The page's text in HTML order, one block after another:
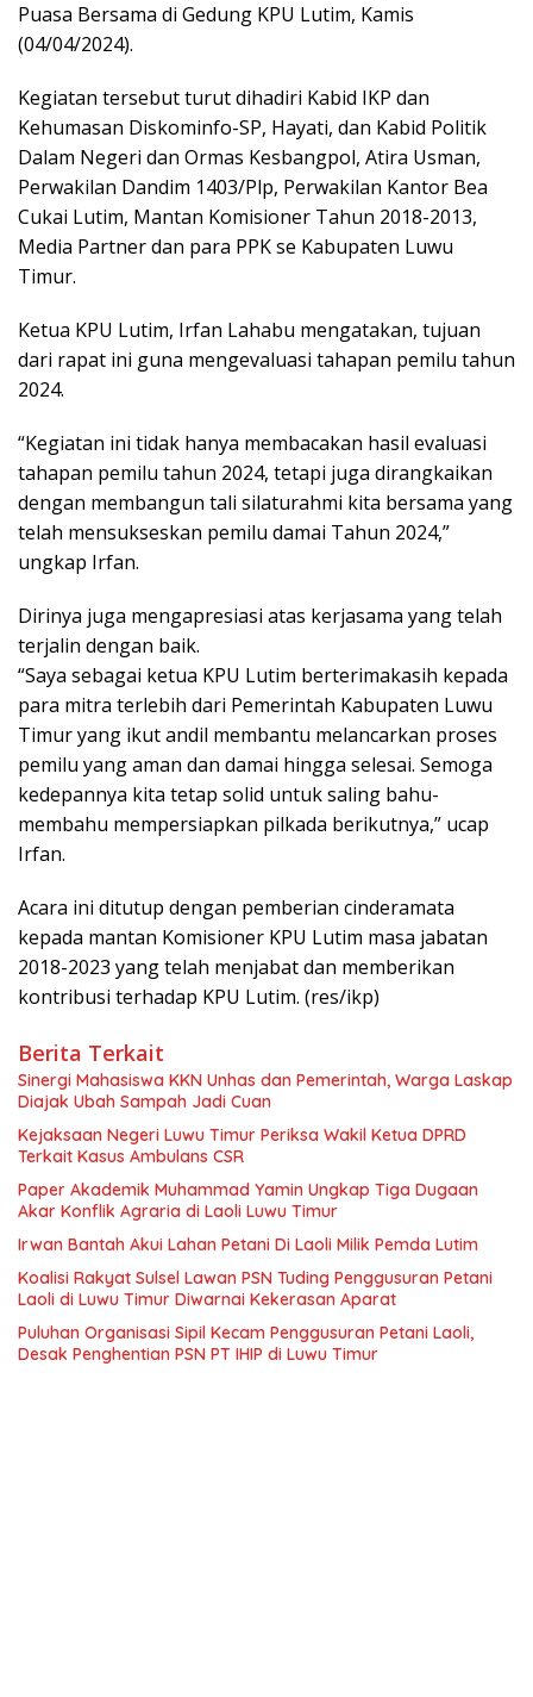
Puasa Bersama di Gedung KPU Lutim, Kamis
(04/04/2024).
Kegiatan tersebut turut dihadiri Kabid IKP dan
Kehumasan Diskominfo-SP, Hayati, dan Kabid Politik
Dalam Negeri dan Ormas Kesbangpol, Atira Usman,
Perwakilan Dandim 1403/Plp, Perwakilan Kantor Bea
Cukai Lutim, Mantan Komisioner Tahun 2018-2013,
Media Partner dan para PPK se Kabupaten Luwu
Timur.
Ketua KPU Lutim, Irfan Lahabu mengatakan, tujuan
dari rapat ini guna mengevaluasi tahapan pemilu tahun
2024.
“Kegiatan ini tidak hanya membacakan hasil evaluasi
tahapan pemilu tahun 2024, tetapi juga dirangkaikan
dengan membangun tali silaturahmi kita bersama yang
telah mensukseskan pemilu damai Tahun 2024,”
ungkap Irfan.
Dirinya juga mengapresiasi atas kerjasama yang telah
terjalin dengan baik.
“Saya sebagai ketua KPU Lutim berterimakasih kepada
para mitra terlebih dari Pemerintah Kabupaten Luwu
Timur yang ikut andil membantu melancarkan proses
pemilu yang aman dan damai hingga selesai. Semoga
kedepannya kita tetap solid untuk saling bahu-
membahu mempersiapkan pilkada berikutnya,” ucap
Irfan.
Acara ini ditutup dengan pemberian cinderamata
kepada mantan Komisioner KPU Lutim masa jabatan
2018-2023 yang telah menjabat dan memberikan
kontribusi terhadap KPU Lutim. (res/ikp)
Berita Terkait
Sinergi Mahasiswa KKN Unhas dan Pemerintah, Warga Laskap
Diajak Ubah Sampah Jadi Cuan
Kejaksaan Negeri Luwu Timur Periksa Wakil Ketua DPRD
Terkait Kasus Ambulans CSR
Paper Akademik Muhammad Yamin Ungkap Tiga Dugaan
Akar Konflik Agraria di Laoli Luwu Timur
Irwan Bantah Akui Lahan Petani Di Laoli Milik Pemda Lutim
Koalisi Rakyat Sulsel Lawan PSN Tuding Penggusuran Petani
Laoli di Luwu Timur Diwarnai Kekerasan Aparat
Puluhan Organisasi Sipil Kecam Penggusuran Petani Laoli,
Desak Penghentian PSN PT IHIP di Luwu Timur